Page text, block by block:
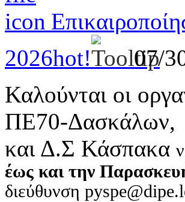
2026hot! 07/
Καλούνται οι
ΠΕ70-Δασκάλων,
και Δ.Σ Κάσπακα
έως και την
διεύθυνση